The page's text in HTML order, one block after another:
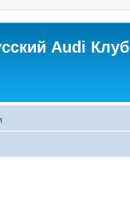
Audi Клуб